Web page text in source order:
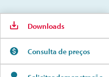
Downloads
Consulta de preços